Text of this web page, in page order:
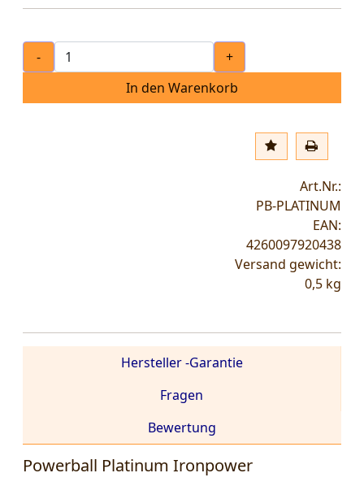
-
+
In den Warenkorb
Art.Nr.:
PB-PLATINUM
EAN:
4260097920438
Versand gewicht:
0,5 kg
Powerball Platinum Ironpower
Hersteller -Garantie
Fragen
Bewertung